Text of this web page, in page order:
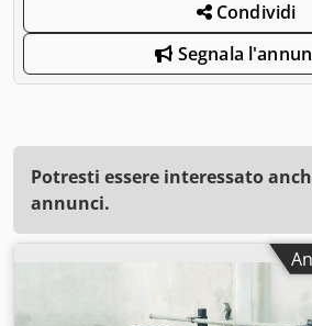
Condividi
Segnala
Potresti essere interessato
annunci.